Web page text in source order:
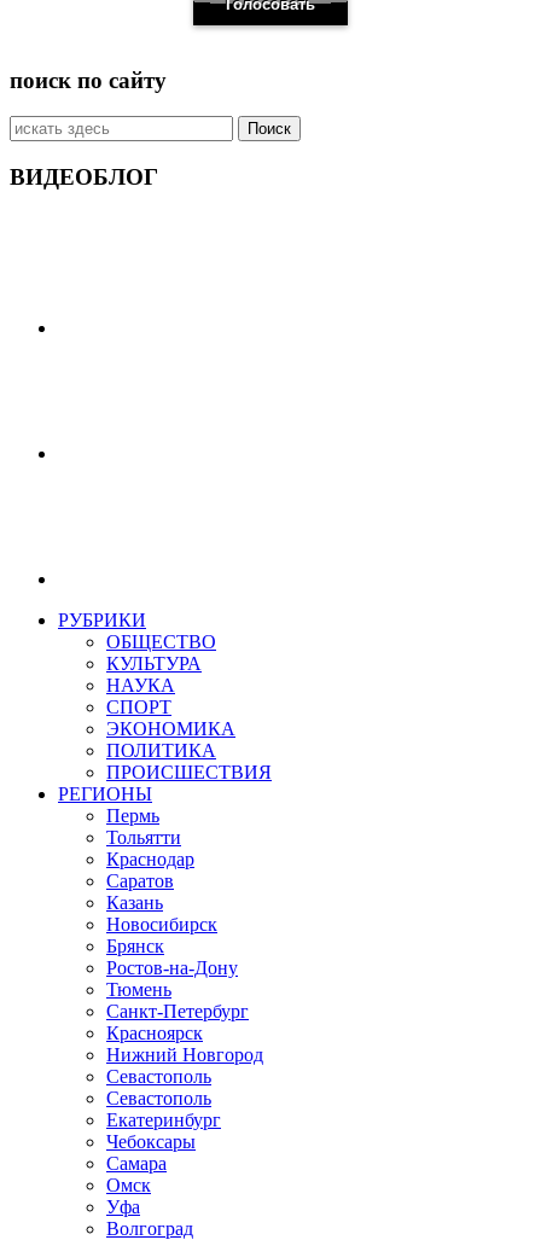
поиск по сайту
Искать:
ВИДЕОБЛОГ
РУБРИКИ
ОБЩЕСТВО
КУЛЬТУРА
НАУКА
СПОРТ
ЭКОНОМИКА
ПОЛИТИКА
ПРОИСШЕСТВИЯ
РЕГИОНЫ
Пермь
Тольятти
Краснодар
Саратов
Казань
Новосибирск
Брянск
Ростов-на-Дону
Тюмень
Санкт-Петербург
Красноярск
Нижний Новгород
Севастополь
Севастополь
Екатеринбург
Чебоксары
Самара
Омск
Уфа
Волгоград